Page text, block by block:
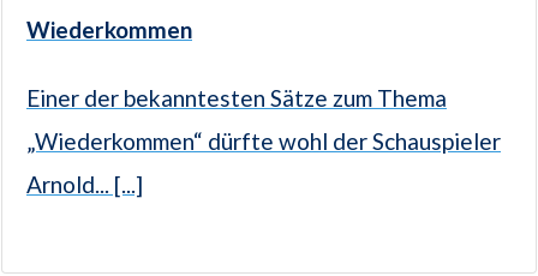
Wiederkommen
Einer der bekanntesten Sätze zum Thema
„Wiederkommen“ dürfte wohl der Schauspieler
Arnold... [...]